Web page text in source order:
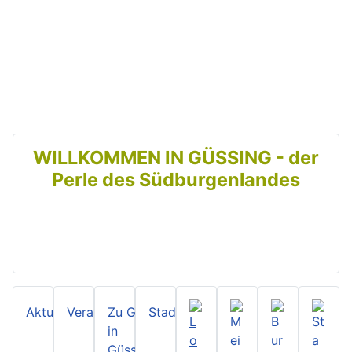
WILLKOMMEN IN GÜSSING - der
Perle des Südburgenlandes
AktuellesVeranstaltungen
Zu Gast
in
Stadtzeitung